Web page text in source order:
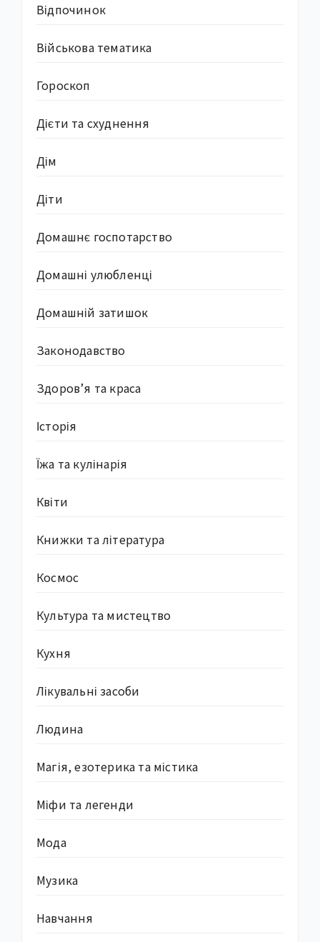
Відпочинок
Військова тематика
Гороскоп
Дієти та схуднення
Дім
Діти
Домашнє госпотарство
Домашні улюбленці
Домашній затишок
Законодавство
Здоров’я та краса
Історія
Їжа та кулінарія
Квіти
Книжки та література
Космос
Культура та мистецтво
Кухня
Лікувальні засоби
Людина
Магія, езотерика та містика
Міфи та легенди
Мода
Музика
Навчання